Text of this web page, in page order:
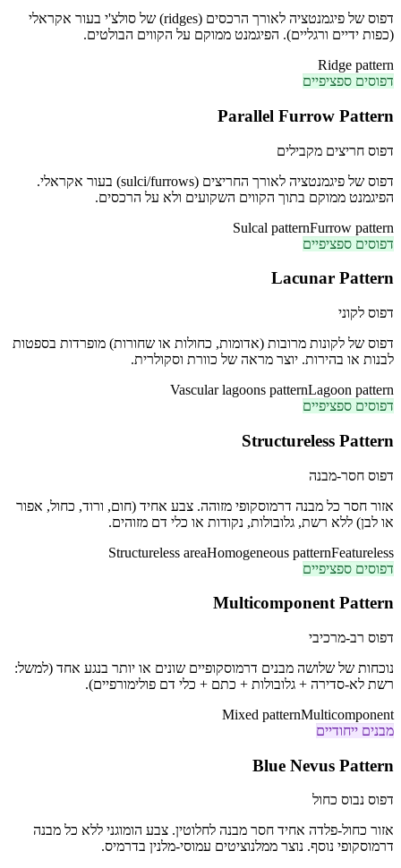
דפוס של פיגמנטציה לאורך הרכסים (ridges) של סולצ'י בעור אקראלי
(כפות ידיים ורגליים). הפיגמנט ממוקם על הקווים הבולטים.
Ridge pattern
דפוסים ספציפיים
Parallel Furrow Pattern
דפוס חריצים מקבילים
דפוס של פיגמנטציה לאורך החריצים (sulci/furrows) בעור אקראלי.
הפיגמנט ממוקם בתוך הקווים השקועים ולא על הרכסים.
Furrow pattern
Sulcal pattern
דפוסים ספציפיים
Lacunar Pattern
דפוס לקוני
דפוס של לקונות מרובות (אדומות, כחולות או שחורות) מופרדות בספטות
לבנות או בהירות. יוצר מראה של כוורת וסקולרית.
Lagoon pattern
Vascular lagoons pattern
דפוסים ספציפיים
Structureless Pattern
דפוס חסר-מבנה
אזור חסר כל מבנה דרמוסקופי מזוהה. צבע אחיד (חום, ורוד, כחול, אפור
או לבן) ללא רשת, גלובולות, נקודות או כלי דם מזוהים.
Featureless
Homogeneous pattern
Structureless area
דפוסים ספציפיים
Multicomponent Pattern
דפוס רב-מרכיבי
נוכחות של שלושה מבנים דרמוסקופיים שונים או יותר בנגע אחד (למשל:
רשת לא-סדירה + גלובולות + כתם + כלי דם פולימורפיים).
Multicomponent
Mixed pattern
מבנים ייחודיים
Blue Nevus Pattern
דפוס נבוס כחול
אזור כחול-פלדה אחיד חסר מבנה לחלוטין. צבע הומוגני ללא כל מבנה
דרמוסקופי נוסף. נוצר ממלנוציטים עמוסי-מלנין בדרמיס.